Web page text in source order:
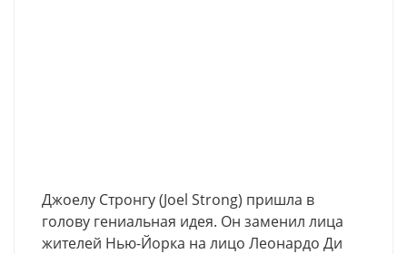
Джоелу Стронгу (Joel Strong) пришла в
голову гениальная идея. Он заменил лица
жителей Нью-Йорка на лицо Леонардо Ди